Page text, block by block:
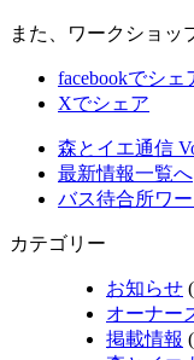
また、ワークショッ
facebookでシェ
Xでシェア
森とイエ通信
最新情報一覧へ
バス待合所ワ
カテゴリー
お知らせ
オーナー
掲載情報